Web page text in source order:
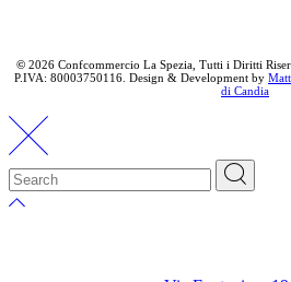
© 2026 Confcommercio La Spezia, Tutti i Diritti
P.IVA: 80003750116. Design & Development by
di Candia